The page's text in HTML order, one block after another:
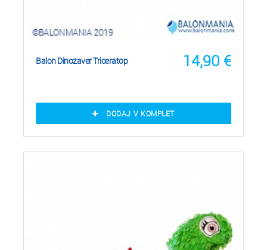
14,90 €
Balon Dinozaver Triceratop
DODAJ V KOMPLET